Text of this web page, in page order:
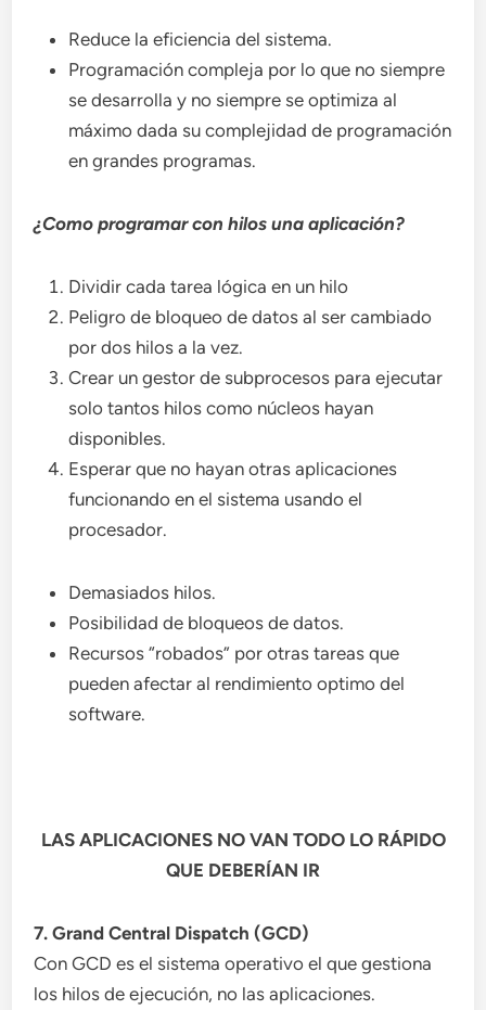
Reduce la eficiencia del sistema.
Programación compleja por lo que no siempre
se desarrolla y no siempre se optimiza al
máximo dada su complejidad de programación
en grandes programas.
¿Como programar con hilos una aplicación?
Dividir cada tarea lógica en un hilo
Peligro de bloqueo de datos al ser cambiado
por dos hilos a la vez.
Crear un gestor de subprocesos para ejecutar
solo tantos hilos como núcleos hayan
disponibles.
Esperar que no hayan otras aplicaciones
funcionando en el sistema usando el
procesador.
Demasiados hilos.
Posibilidad de bloqueos de datos.
Recursos “robados” por otras tareas que
pueden afectar al rendimiento optimo del
software.
LAS APLICACIONES NO VAN TODO LO RÁPIDO
QUE DEBERÍAN IR
7. Grand Central Dispatch (GCD)
Con GCD es el sistema operativo el que gestiona
los hilos de ejecución, no las aplicaciones.